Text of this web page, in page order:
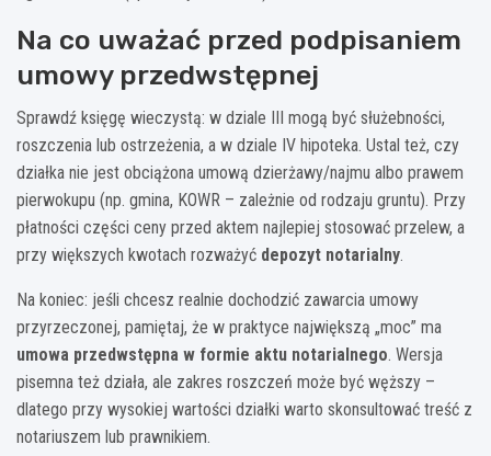
Na co uważać przed podpisaniem
umowy przedwstępnej
Sprawdź księgę wieczystą: w dziale III mogą być służebności,
roszczenia lub ostrzeżenia, a w dziale IV hipoteka. Ustal też, czy
działka nie jest obciążona umową dzierżawy/najmu albo prawem
pierwokupu (np. gmina, KOWR – zależnie od rodzaju gruntu). Przy
płatności części ceny przed aktem najlepiej stosować przelew, a
przy większych kwotach rozważyć depozyt notarialny.
Na koniec: jeśli chcesz realnie dochodzić zawarcia umowy
przyrzeczonej, pamiętaj, że w praktyce największą „moc” ma
umowa przedwstępna w formie aktu notarialnego. Wersja
pisemna też działa, ale zakres roszczeń może być węższy –
dlatego przy wysokiej wartości działki warto skonsultować treść z
notariuszem lub prawnikiem.